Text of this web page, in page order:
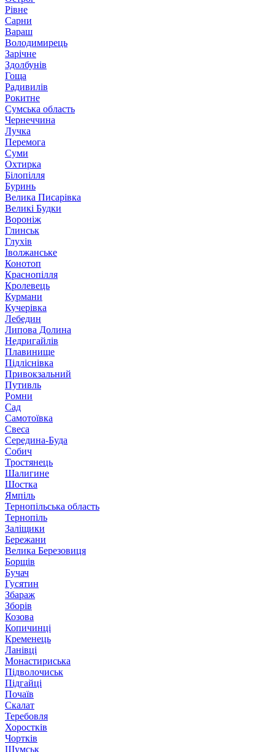
Рівне
Сарни
Вараш
Володимирець
Зарічне
Здолбунів
Гоща
Радивилів
Рокитне
Сумська область
Чернеччина
Лучка
Перемога
Суми
Охтирка
Білопілля
Буринь
Велика Писарівка
Великі Будки
Вороніж
Глинськ
Глухів
Іволжанське
Конотоп
Краснопілля
Кролевець
Курмани
Кучерівка
Лебедин
Липова Долина
Недригайлів
Плавинище
Підліснівка
Привокзальний
Путивль
Ромни
Сад
Самотоївка
Свеса
Середина-Буда
Собич
Тростянець
Шалигине
Шостка
Ямпіль
Тернопільська область
Тернопіль
Заліщики
Бережани
Велика Березовиця
Борщів
Бучач
Гусятин
Збараж
Зборів
Козова
Копичинці
Кременець
Ланівці
Монастириська
Підволочиськ
Підгайці
Почаїв
Скалат
Теребовля
Хоростків
Чортків
Шумськ